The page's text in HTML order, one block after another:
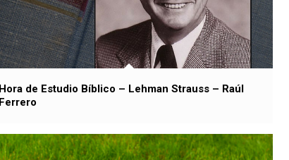
Hora de Estudio Bíblico – Lehman Strauss – Raúl
Ferrero